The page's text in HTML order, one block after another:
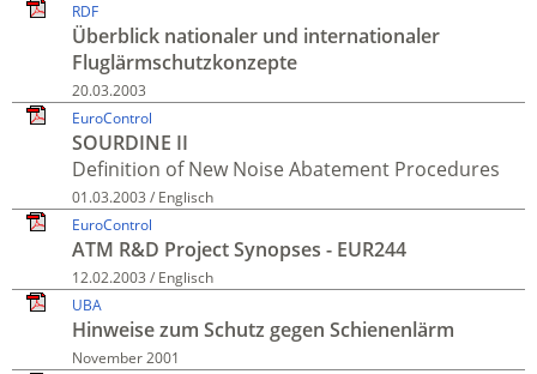
RDF
Überblick nationaler und inter­nationaler
Fluglärm­schutz­konzepte
20.03.2003
EuroControl
SOURDINE II
Definition of New Noise Abatement Procedures
01.03.2003 / Englisch
EuroControl
ATM R&D Project Synopses - EUR244
12.02.2003 / Englisch
UBA
Hinweise zum Schutz gegen Schienenlärm
November 2001